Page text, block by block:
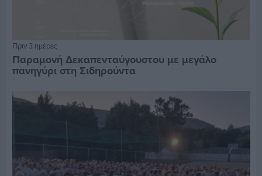
Πριν 3 ημέρες
Παραμονή Δεκαπενταύγουστου με μεγάλο
πανηγύρι στη Σιδηρούντα